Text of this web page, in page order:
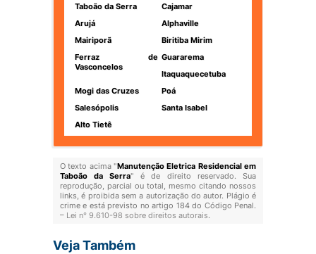
Taboão da Serra
Cajamar
Arujá
Alphaville
Mairiporã
Biritiba Mirim
Ferraz de
Vasconcelos
Guararema
Itaquaquecetuba
Mogi das Cruzes
Poá
Salesópolis
Santa Isabel
Alto Tietê
O texto acima "Manutenção Eletrica Residencial em
Taboão da Serra" é de direito reservado. Sua
reprodução, parcial ou total, mesmo citando nossos
links, é proibida sem a autorização do autor. Plágio é
crime e está previsto no artigo 184 do Código Penal.
– Lei n° 9.610-98 sobre direitos autorais.
Veja Também